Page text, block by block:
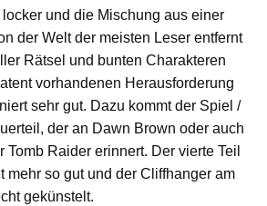
und die Mischung aus einer
der Welt der meisten Leser entfernt
Rätsel und bunten Charakteren
vorhandenen Herausforderung
sehr gut. Dazu kommt der Spiel /
der an Dawn Brown oder auch
Tomb Raider erinnert. Der vierte Teil
mehr so gut und der Cliffhanger am
gekünstelt.